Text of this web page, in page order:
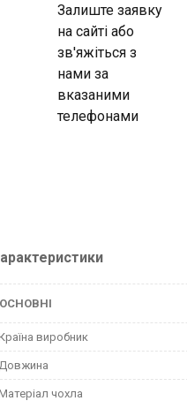
Залиште заявку
на сайті або
зв'яжіться з
нами за
вказаними
телефонами
ОСНОВНІ
виробник
Довжина
чохла